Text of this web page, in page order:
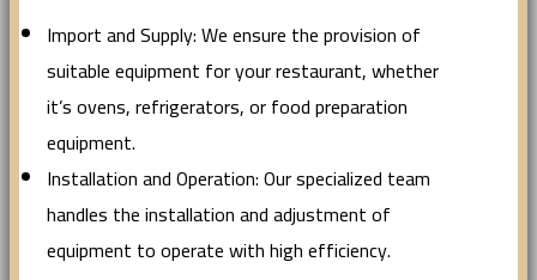
Import and Supply: We ensure the provision of
suitable equipment for your restaurant, whether
it’s ovens, refrigerators, or food preparation
equipment.
Installation and Operation: Our specialized team
handles the installation and adjustment of
equipment to operate with high efficiency.